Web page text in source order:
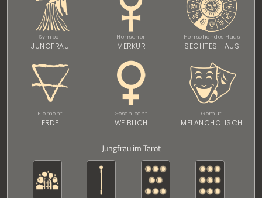
Symbol
JUNGFRAU
Herrscher
MERKUR
Herrschendes Haus
SECHTES HAUS
Element
ERDE
Geschlecht
WEIBLICH
Gemüt
MELANCHOLISCH
Jungfrau im Tarot